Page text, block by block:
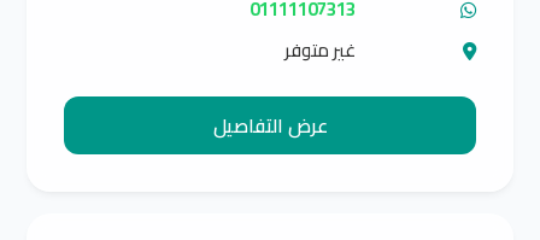
01111107313
غير متوفر
عرض التفاصيل